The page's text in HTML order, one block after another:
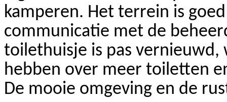
kamperen. Het terrein is
communicatie met de
toilethuisje is pas vernieuwd,
hebben over meer toiletten
De mooie omgeving en de